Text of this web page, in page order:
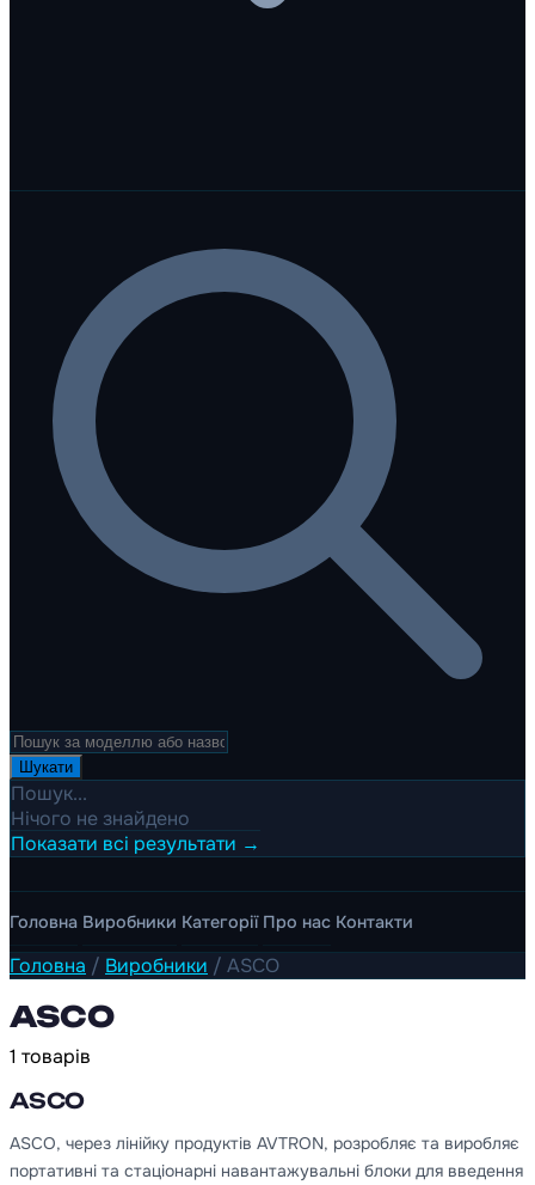
Шукати
Пошук...
Нічого не знайдено
Показати всі результати →
Головна Виробники Категорії Про нас Контакти
Головна / Виробники / ASCO
ASCO
1 товарів
ASCO
ASCO, через лінійку продуктів AVTRON, розробляє та виробляє
портативні та стаціонарні навантажувальні блоки для введення